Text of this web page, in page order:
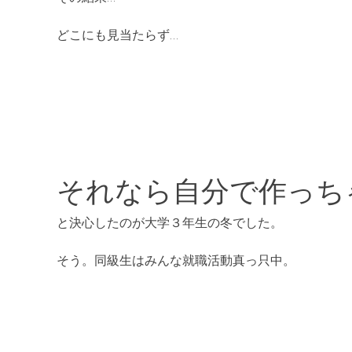
どこにも見当たらず…
それなら自分で作っち
と決心したのが大学 ３年生の冬でした。
そう。同級生はみんな就職活動真っ只中。